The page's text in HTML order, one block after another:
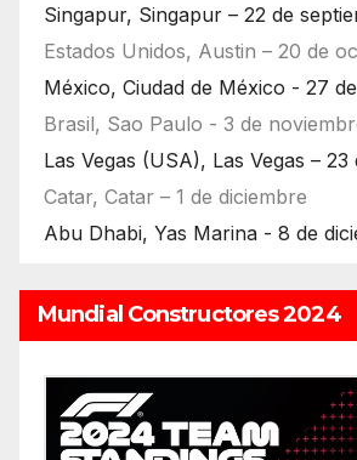
Singapur, Singapur – 22 de
Estados Unidos, Austin – 20 de
México, Ciudad de México - 27
Brasil, Sao Paulo - 3 de
Las Vegas (USA), Las Vegas –
Catar, Catar – 1 de diciembre
Abu Dhabi, Yas Marina - 8 de
Mundial Constructores 2024